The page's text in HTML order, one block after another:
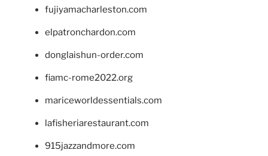
fujiyamacharleston.com
elpatronchardon.com
donglaishun-order.com
fiamc-rome2022.org
mariceworldessentials.com
lafisheriarestaurant.com
915jazzandmore.com